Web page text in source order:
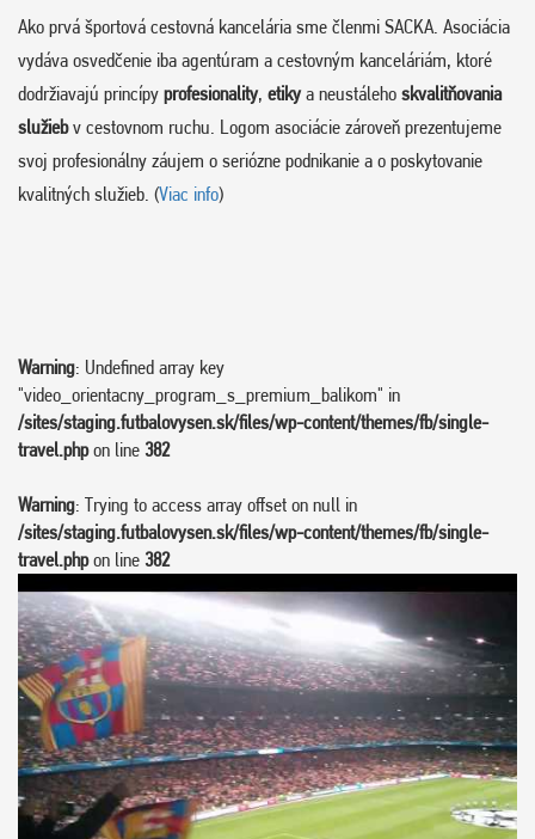
Ako prvá športová cestovná kancelária sme členmi SACKA. Asociácia
vydáva osvedčenie iba agentúram a cestovným kanceláriám, ktoré
dodržiavajú princípy profesionality, etikya neustáleho skvalitňovania
služiebv cestovnom ruchu. Logom asociácie zároveň prezentujeme
svoj profesionálny záujem o seriózne podnikanie a o poskytovanie
kvalitných služieb. (Viac info)
Warning: Undefined array key
"video_orientacny_program_s_premium_balikom" in
/sites/staging.futbalovysen.sk/files/wp-content/themes/fb/single-
travel.phpon line 382
Warning: Trying to access array offset on null in
/sites/staging.futbalovysen.sk/files/wp-content/themes/fb/single-
travel.phpon line 382